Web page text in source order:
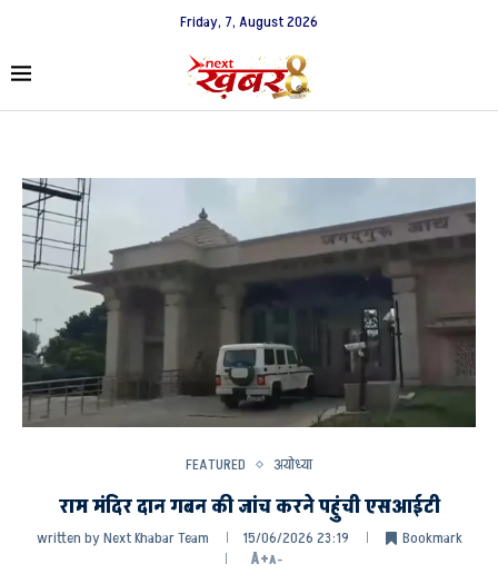
Friday, 7, August 2026
FEATURED अयोध्या
राम मंदिर दान गबन की जांच करने पहुंची एसआईटी
written byNext Khabar Team 15/06/2026 23:19
Bookmark
A+A-